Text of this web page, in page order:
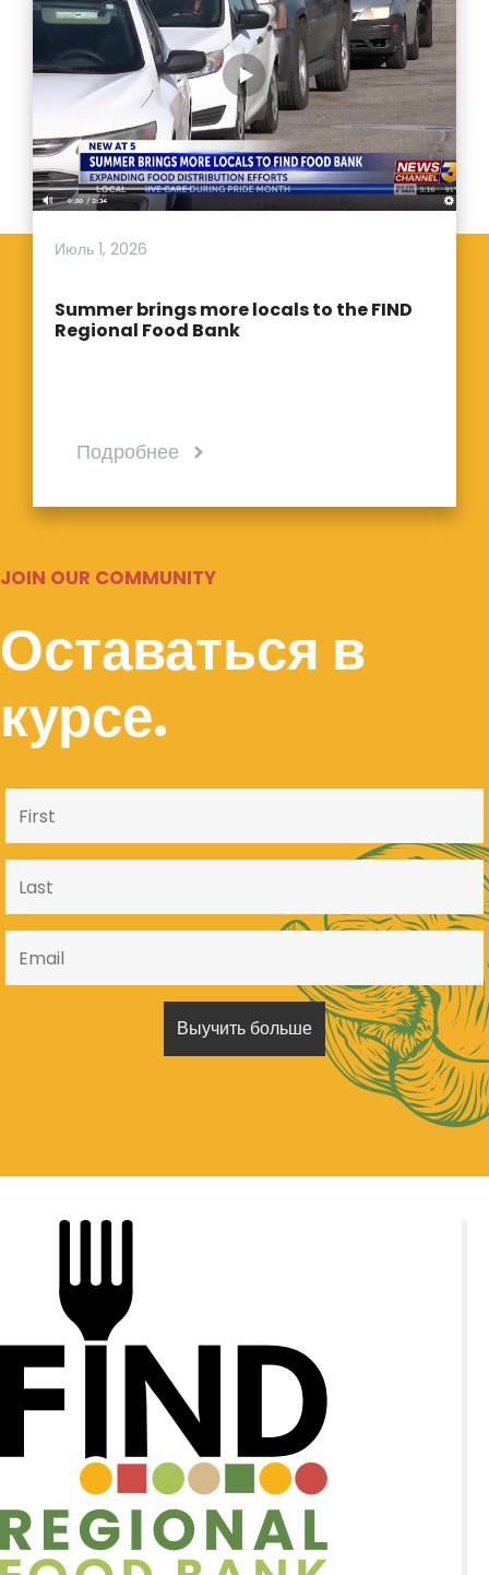
Июль 1, 2026
Summer brings more locals to the FIND
Regional Food Bank
Подробнее
JOIN OUR COMMUNITY
Оставаться в
курсе.